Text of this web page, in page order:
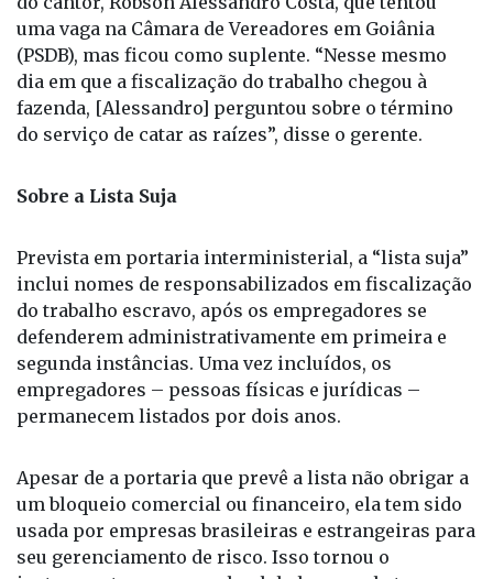
dia em que a fiscalização do trabalho chegou à
fazenda, [Alessandro] perguntou sobre o término
do serviço de catar as raízes”, disse o gerente.
Sobre a Lista Suja
Prevista em portaria interministerial, a “lista suja”
defenderem administrativamente em primeira e
segunda instâncias. Uma vez incluídos, os
empregadores – pessoas físicas e jurídicas –
permanecem listados por dois anos.
Apesar de a portaria que prevê a lista não obrigar a
seu gerenciamento de risco. Isso tornou o
instrumento um exemplo global no combate ao
trabalho escravo, reconhecido pelas Nações
Unidas.